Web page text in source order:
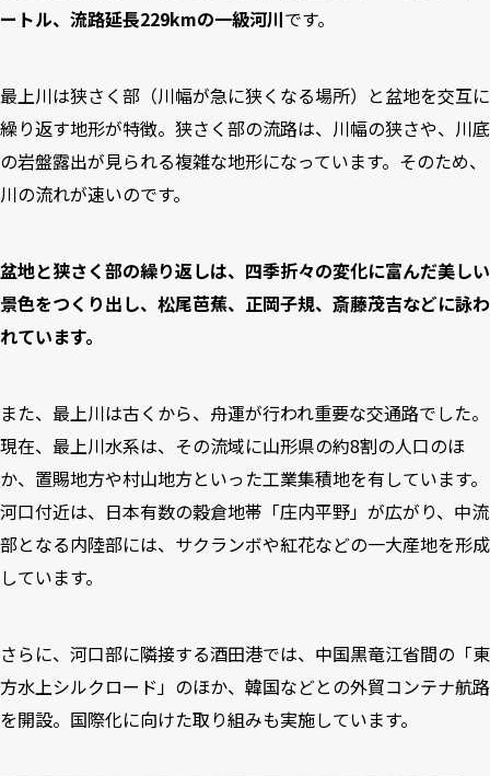
ートル、流路延長229kmの一級河川です。
最上川は狭さく部（川幅が急に狭くなる場所）と盆地を交互に
繰り返す地形が特徴。狭さく部の流路は、川幅の狭さや、川底
の岩盤露出が見られる複雑な地形になっています。そのため、
川の流れが速いのです。
盆地と狭さく部の繰り返しは、四季折々の変化に富んだ美しい
景色をつくり出し、松尾芭蕉、正岡子規、斎藤茂吉などに詠わ
れています。
また、最上川は古くから、舟運が行われ重要な交通路でした。
現在、最上川水系は、その流域に山形県の約8割の人口のほ
か、置賜地方や村山地方といった工業集積地を有しています。
河口付近は、日本有数の穀倉地帯「庄内平野」が広がり、中流
部となる内陸部には、サクランボや紅花などの一大産地を形成
しています。
さらに、河口部に隣接する酒田港では、中国黒竜江省間の「東
方水上シルクロード」のほか、韓国などとの外貿コンテナ航路
を開設。国際化に向けた取り組みも実施しています。